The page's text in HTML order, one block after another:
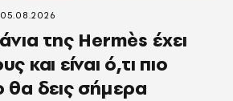
της Hermès έχει
και είναι ό,τι πιο
θα δεις σήμερα
05.08.2026